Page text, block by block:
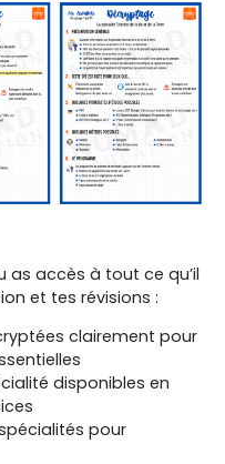
as accès à tout ce qu’il
et tes révisions :
clairement pour
disponibles en
pour